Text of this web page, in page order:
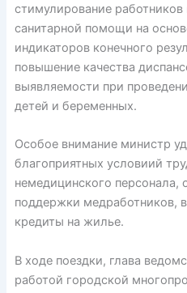
стимулирование
санитарной помощи на
индикаторов конечного
повышение качества
выявляемости при
детей и беременных.
Особое внимание министр
благоприятных условиий
немедицинского персонала,
поддержки медработников,
кредиты на жилье.
В ходе поездки, глава
работой городской